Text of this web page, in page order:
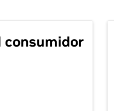
consumidor